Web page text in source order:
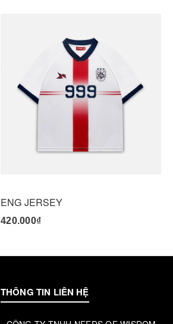
ENG JERSEY
420.000₫
THÔNG TIN LIÊN HỆ